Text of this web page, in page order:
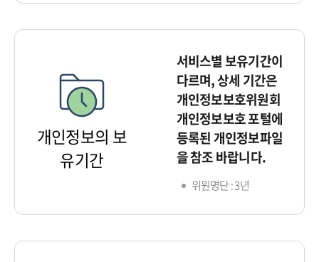
개인정보의 보
유기간
서비스별 보유기간이
다르며, 상세 기간은
개인정보보호위원회
개인정보보호 포털에
등록된 개인정보파일
을 참조 바랍니다.
위원명단 : 3년